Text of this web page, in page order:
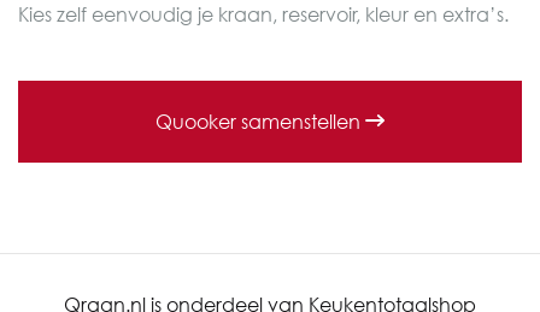
Kies zelf eenvoudig je kraan, reservoir, kleur en extra’s.
Quooker samenstellen
Qraan.nl is onderdeel van Keukentotaalshop